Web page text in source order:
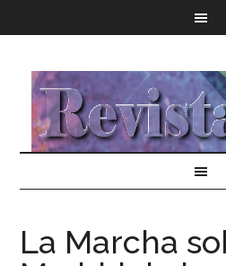
La Marcha